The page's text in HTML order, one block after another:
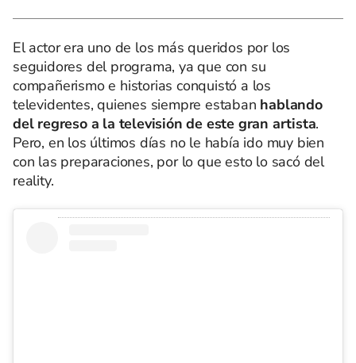
El actor era uno de los más queridos por los
seguidores del programa, ya que con su
compañerismo e historias conquistó a los
televidentes, quienes siempre estaban hablando
del regreso a la televisión de este gran artista.
Pero, en los últimos días no le había ido muy bien
con las preparaciones, por lo que esto lo sacó del
reality.